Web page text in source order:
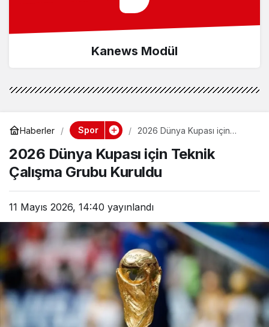
Kanews Modül
Haberler Spor
2026 Dünya Kupası için
Kuruldu
2026 Dünya Kupası için Teknik
Çalışma Grubu Kuruldu
11 Mayıs 2026, 14:40 yayınlandı